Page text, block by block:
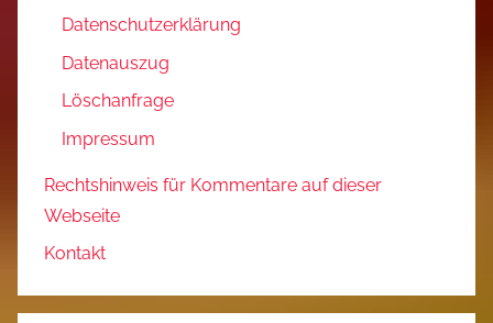
Datenschutzerklärung
Datenauszug
Löschanfrage
Impressum
Rechtshinweis für Kommentare auf dieser
Webseite
Kontakt